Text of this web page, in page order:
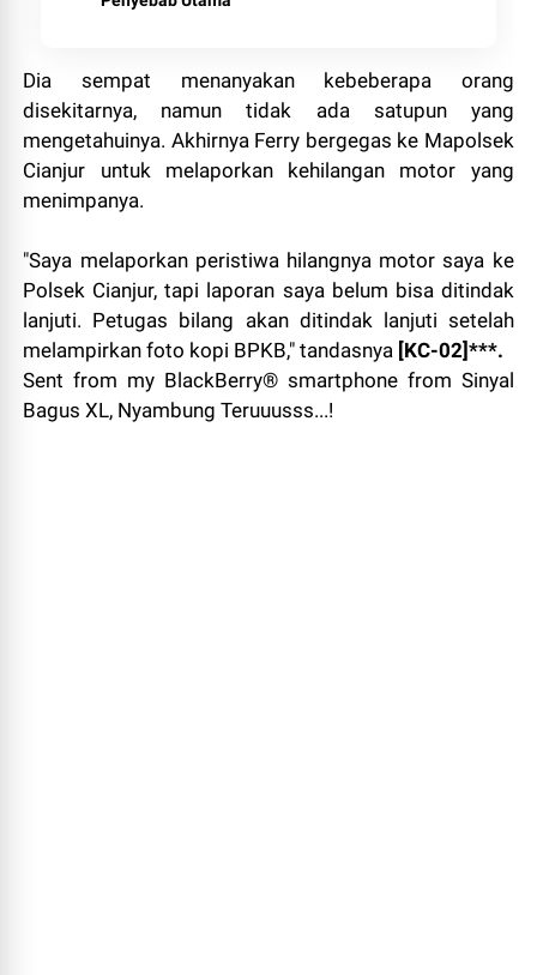
Dia sempat menanyakan kebeberapa orang
disekitarnya, namun tidak ada satupun yang
mengetahuinya. Akhirnya Ferry bergegas ke Mapolsek
Cianjur untuk melaporkan kehilangan motor yang
menimpanya.
"Saya melaporkan peristiwa hilangnya motor saya ke
Polsek Cianjur, tapi laporan saya belum bisa ditindak
lanjuti. Petugas bilang akan ditindak lanjuti setelah
melampirkan foto kopi BPKB," tandasnya [KC-02]***.
Sent from my BlackBerry® smartphone from Sinyal
Bagus XL, Nyambung Teruuusss...!